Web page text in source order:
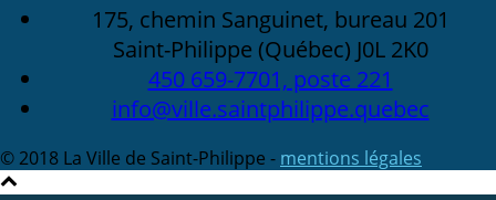
175, chemin Sanguinet, bureau 201
Saint-Philippe (Québec) J0L 2K0
450 659-7701, poste 221
info@ville.saintphilippe.quebec
© 2018 La Ville de Saint-Philippe - mentions légales